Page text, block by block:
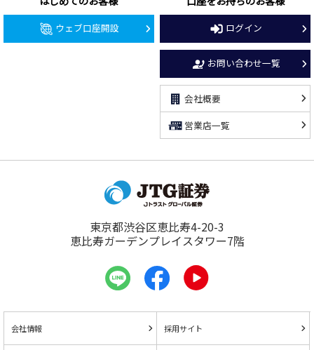
ウェブ口座開設 ログイン
お問い合わせ一覧
会社概要
営業店一覧
東京都渋谷区恵比寿4-20-3
恵比寿ガーデンプレイスタワー7階
会社情報 採用サイト